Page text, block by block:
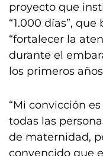
proyecto que
“1.000 días”,
“fortalecer la
durante el
los primeros
“Mi convicción
todas las
de maternidad,
convencido que